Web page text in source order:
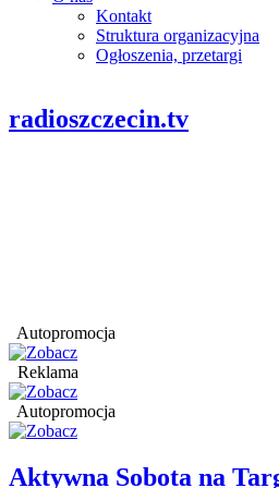
Kontakt
Struktura organizacyjna
Ogłoszenia, przetargi
radioszczecin.tv
Autopromocja
Reklama
Autopromocja
Aktywna Sobota na